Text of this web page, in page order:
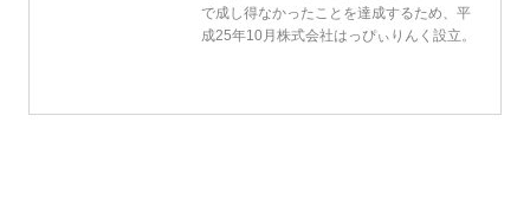
で成し得なかったことを達成するため、平
成25年10月株式会社はっぴぃりんく設立。